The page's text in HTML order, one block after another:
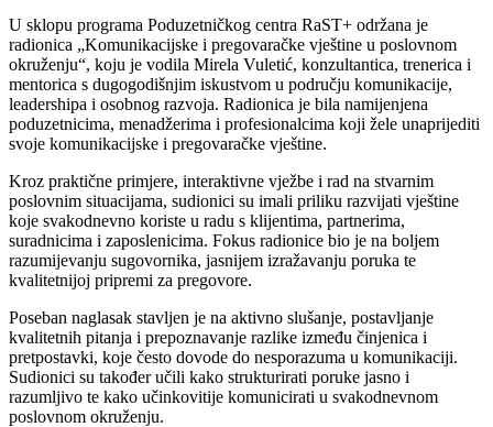
U sklopu programa Poduzetničkog centra RaST+ održana je
radionica „Komunikacijske i pregovaračke vještine u poslovnom
okruženju“, koju je vodila Mirela Vuletić, konzultantica, trenerica i
mentorica s dugogodišnjim iskustvom u području komunikacije,
leadershipa i osobnog razvoja. Radionica je bila namijenjena
poduzetnicima, menadžerima i profesionalcima koji žele unaprijediti
svoje komunikacijske i pregovaračke vještine.
Kroz praktične primjere, interaktivne vježbe i rad na stvarnim
poslovnim situacijama, sudionici su imali priliku razvijati vještine
koje svakodnevno koriste u radu s klijentima, partnerima,
suradnicima i zaposlenicima. Fokus radionice bio je na boljem
razumijevanju sugovornika, jasnijem izražavanju poruka te
kvalitetnijoj pripremi za pregovore.
Poseban naglasak stavljen je na aktivno slušanje, postavljanje
kvalitetnih pitanja i prepoznavanje razlike između činjenica i
pretpostavki, koje često dovode do nesporazuma u komunikaciji.
Sudionici su također učili kako strukturirati poruke jasno i
razumljivo te kako učinkovitije komunicirati u svakodnevnom
poslovnom okruženju.